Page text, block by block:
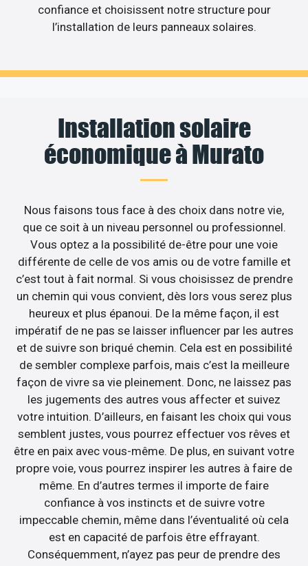
confiance et choisissent notre structure pour
l’installation de leurs panneaux solaires.
Installation solaire
économique à Murato
Nous faisons tous face à des choix dans notre vie,
que ce soit à un niveau personnel ou professionnel.
Vous optez a la possibilité de-être pour une voie
différente de celle de vos amis ou de votre famille et
c’est tout à fait normal. Si vous choisissez de prendre
un chemin qui vous convient, dès lors vous serez plus
heureux et plus épanoui. De la même façon, il est
impératif de ne pas se laisser influencer par les autres
et de suivre son briqué chemin. Cela est en possibilité
de sembler complexe parfois, mais c’est la meilleure
façon de vivre sa vie pleinement. Donc, ne laissez pas
les jugements des autres vous affecter et suivez
votre intuition. D’ailleurs, en faisant les choix qui vous
semblent justes, vous pourrez effectuer vos rêves et
être en paix avec vous-même. De plus, en suivant votre
propre voie, vous pourrez inspirer les autres à faire de
même. En d’autres termes il importe de faire
confiance à vos instincts et de suivre votre
impeccable chemin, même dans l’éventualité où cela
est en capacité de parfois être effrayant.
Conséquemment, n’ayez pas peur de prendre des